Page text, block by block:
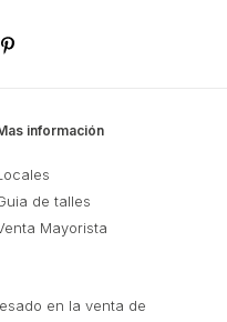
información
de talles
Mayorista
en la venta de